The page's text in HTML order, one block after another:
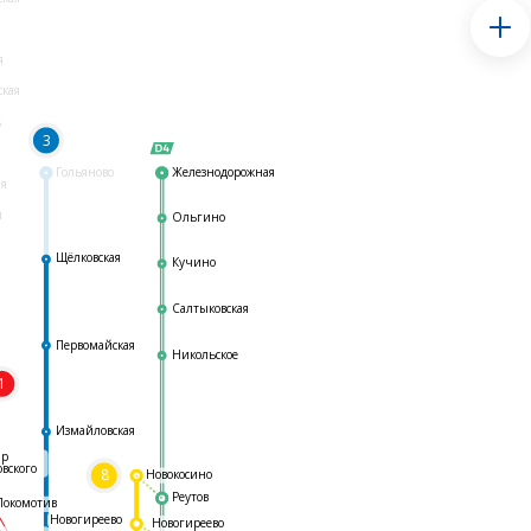
Гольяново
3
8
Железнодорожная
Ольгино
Кучино
Салтыковская
Никольское
Реутов
Измайловская
Первомайская
Щёлковская
Новогиреево
Новогиреево
Новокосино